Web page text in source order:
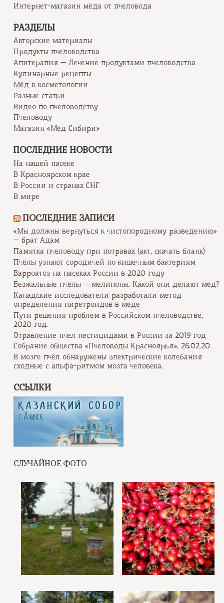
Интернет-магазин мёда от пчеловода
РАЗДЕЛЫ
Авторские материалы
Продукты пчеловодства
Апитерапия — Лечение продуктами пчеловодства
Кулинарные рецепты
Мёд в косметологии
Разные статьи
Видео по пчеловодству
Пчеловоду
Магазин «Мёд Сибири»
ПОСЛЕДНИЕ НОВОСТИ
На нашей пасеке
В Красноярском крае
В России и странах СНГ
В мире
ПОСЛЕДНИЕ ЗАПИСИ
«Мы должны вернуться к чистопородному разведению»
— брат Адам
Памятка пчеловоду при потравах (акт, скачать бланк)
Пчёлы узнают сородичей по кишечным бактериям
Варроатоз на пасеках России в 2020 году
Безжальные пчёлы — мелипоны. Какой они делают мёд?
Канадские исследователи разработали метод
определения пиретроидов в мёде
Пути решения проблем в Российском пчеловодстве,
2020 год.
Отравление пчел пестицидами в России за 2019 год
Собрание общества «Пчеловоды Красноярья», 26.02.20
В мозге пчёл обнаружены электрические колебания
сходные с альфа-ритмом мозга человека.
ССЫЛКИ
СЛУЧАЙНОЕ ФОТО